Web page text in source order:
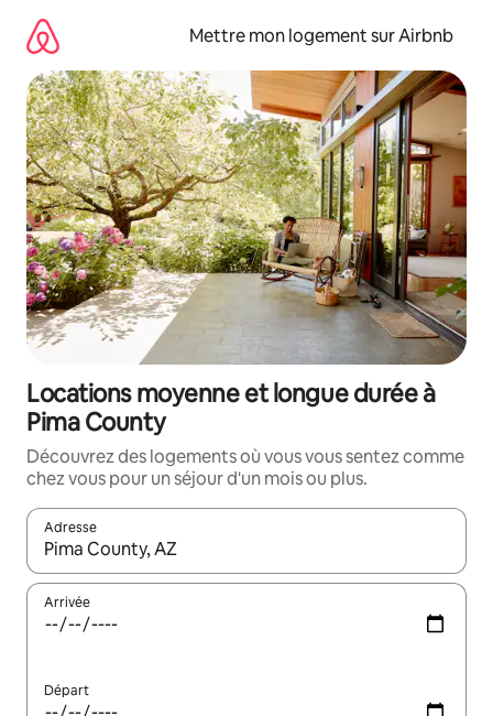
directement
contenu
Mettre mon logement sur Airbnb
Locations moyenne et longue durée à
Pima County
Découvrez des logements où vous vous sentez comme
chez vous pour un séjour d'un mois ou plus.
Adresse
Lorsque les résultats s'affichent, utilisez les flèches vers le
Arrivée
Départ